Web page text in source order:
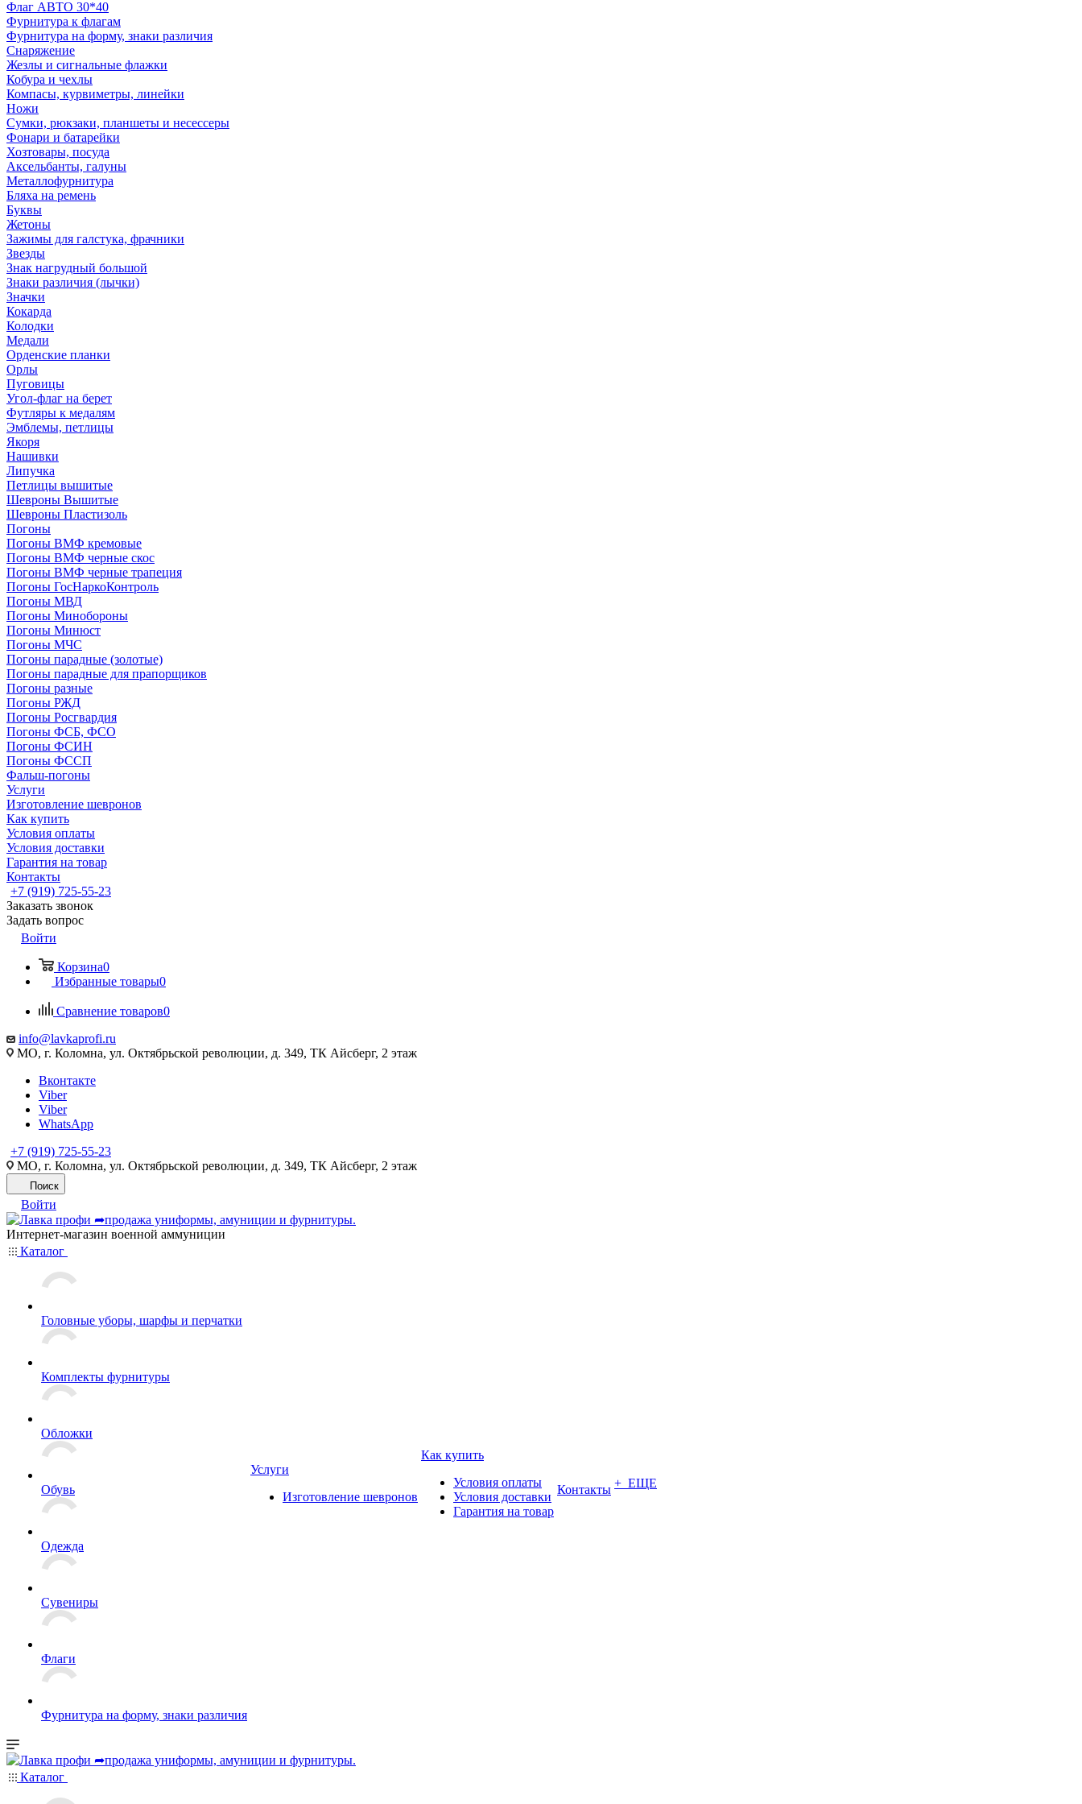
Флаг АВТО 30*40
Фурнитура к флагам
Фурнитура на форму, знаки различия
Снаряжение
Жезлы и сигнальные флажки
Кобура и чехлы
Компасы, курвиметры, линейки
Ножи
Сумки, рюкзаки, планшеты и несессеры
Фонари и батарейки
Хозтовары, посуда
Аксельбанты, галуны
Металлофурнитура
Бляха на ремень
Буквы
Жетоны
Зажимы для галстука, фрачники
Звезды
Знак нагрудный большой
Знаки различия (лычки)
Значки
Кокарда
Колодки
Медали
Орденские планки
Орлы
Пуговицы
Угол-флаг на берет
Футляры к медалям
Эмблемы, петлицы
Якоря
Нашивки
Липучка
Петлицы вышитые
Шевроны Вышитые
Шевроны Пластизоль
Погоны
Погоны ВМФ кремовые
Погоны ВМФ черные скос
Погоны ВМФ черные трапеция
Погоны ГосНаркоКонтроль
Погоны МВД
Погоны Минобороны
Погоны Минюст
Погоны МЧС
Погоны парадные (золотые)
Погоны парадные для прапорщиков
Погоны разные
Погоны РЖД
Погоны Росгвардия
Погоны ФСБ, ФСО
Погоны ФСИН
Погоны ФССП
Фальш-погоны
Услуги
Изготовление шевронов
Как купить
Условия оплаты
Условия доставки
Гарантия на товар
Контакты
+7 (919) 725-55-23
Заказать звонок
Задать вопрос
Войти
Корзина0
Избранные товары0
Сравнение товаров0
info@lavkaprofi.ru
МО, г. Коломна, ул. Октябрьской революции, д. 349, ТК Айсберг, 2 этаж
Вконтакте
Viber
Viber
WhatsApp
+7 (919) 725-55-23
МО, г. Коломна, ул. Октябрьской революции, д. 349, ТК Айсберг, 2 этаж
Поиск
Войти
Интернет-магазин военной аммуниции
Каталог
Головные уборы, шарфы и перчатки
Комплекты фурнитуры
Обложки
Обувь
Одежда
Сувениры
Флаги
Фурнитура на форму, знаки различия
Услуги
Изготовление шевронов
Как купить
Условия оплаты
Условия доставки
Гарантия на товар
Контакты + ЕЩЕ
Каталог